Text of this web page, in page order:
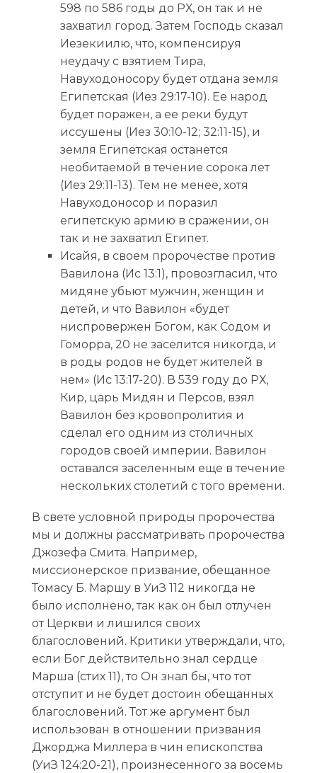
598 по 586 годы до РХ, он так и не
захватил город. Затем Господь сказал
Иезекиилю, что, компенсируя
неудачу с взятием Тира,
Навуходоносору будет отдана земля
Египетская (Иез 29:17-10). Ее народ
будет поражен, а ее реки будут
иссушены (Иез 30:10-12; 32:11-15), и
земля Египетская останется
необитаемой в течение сорока лет
(Иез 29:11-13). Тем не менее, хотя
Навуходоносор и поразил
египетскую армию в сражении, он
так и не захватил Египет.
Исайя, в своем пророчестве против
Вавилона (Ис 13:1), провозгласил, что
мидяне убьют мужчин, женщин и
детей, и что Вавилон «будет
ниспровержен Богом, как Содом и
Гоморра, 20 не заселится никогда, и
в роды родов не будет жителей в
нем» (Ис 13:17-20). В 539 году до РХ,
Кир, царь Мидян и Персов, взял
Вавилон без кровопролития и
сделал его одним из столичных
городов своей империи. Вавилон
оставался заселенным еще в течение
нескольких столетий с того времени.
В свете условной природы пророчества
мы и должны рассматривать пророчества
Джозефа Смита. Например,
миссионерское призвание, обещанное
Томасу Б. Маршу в УиЗ 112 никогда не
было исполнено, так как он был отлучен
от Церкви и лишился своих
благословений. Критики утверждали, что,
если Бог действительно знал сердце
Марша (стих 11), то Он знал бы, что тот
отступит и не будет достоин обещанных
благословений. Тот же аргумент был
использован в отношении призвания
Джорджа Миллера в чин епископства
(УиЗ 124:20-21), произнесенного за восемь